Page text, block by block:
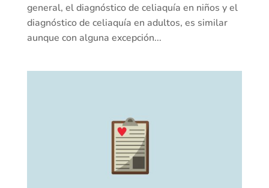
general, el diagnóstico de celiaquía en niños y el
diagnóstico de celiaquía en adultos, es similar
aunque con alguna excepción...